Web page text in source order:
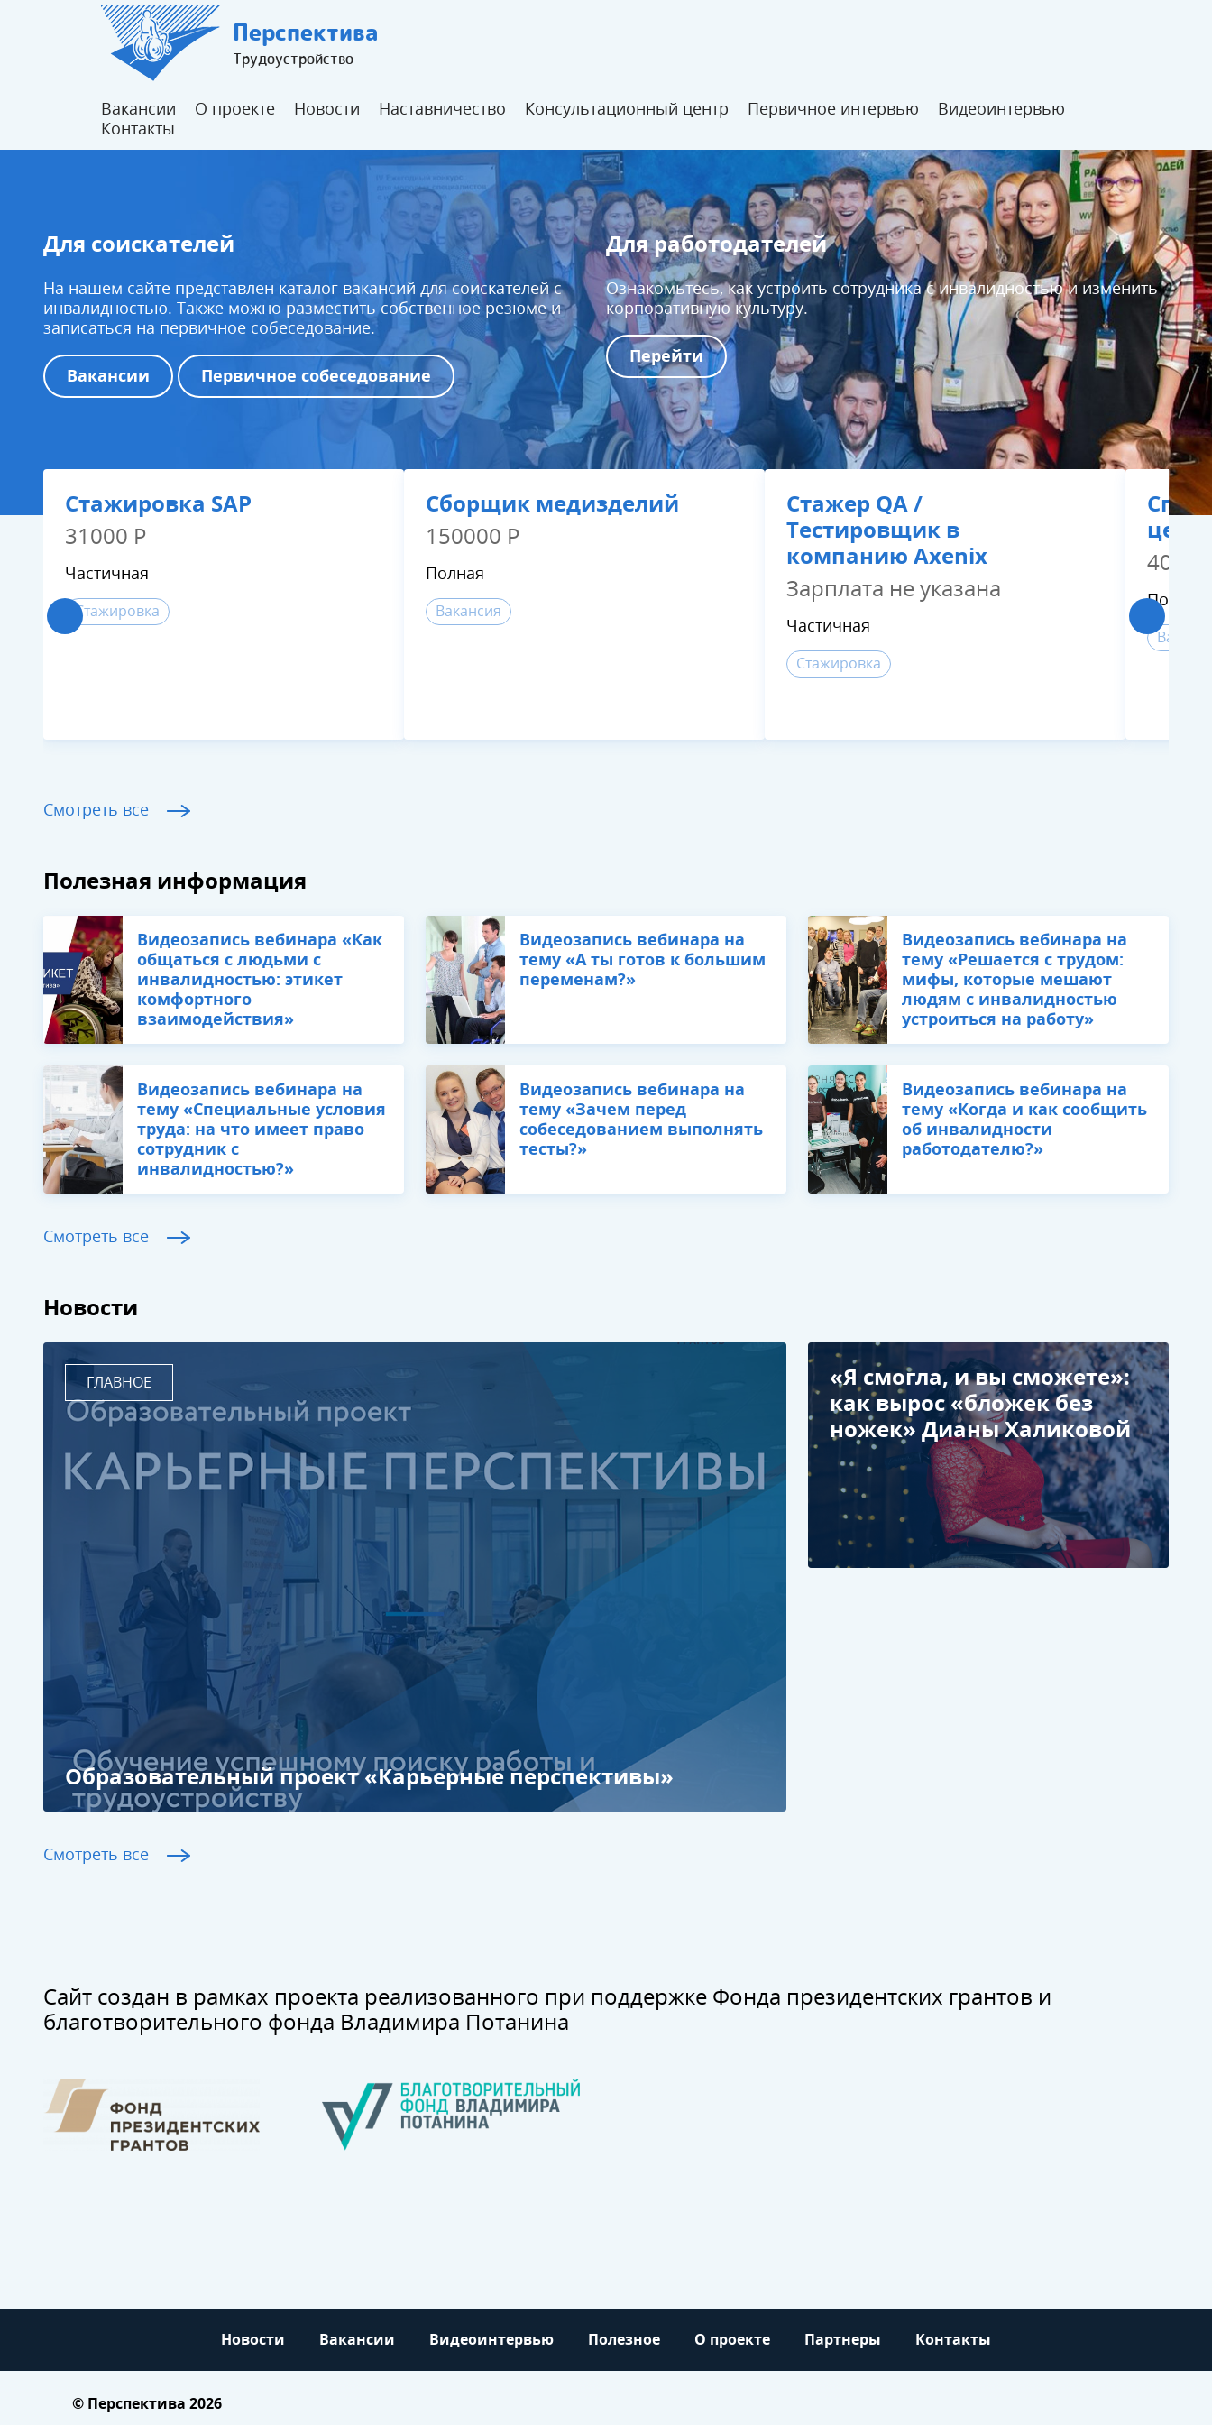
Перспектива
Трудоустройство
Вакансии О проекте Новости Наставничество Консультационный центр Первичное интервью
Видеоинтервью
Контакты
Для соискателей
На нашем сайте представлен каталог вакансий для соискателей с
инвалидностью. Также можно разместить собственное резюме и
записаться на первичное собеседование.
Вакансии Первичное собеседование
Для работодателей
Ознакомьтесь, как устроить сотрудника с инвалидностью и изменить
корпоративную культуру.
Перейти
Стажировка SAP
31000 Р
Частичная
Стажировка
Сборщик медизделий
150000 Р
Полная
Вакансия
Стажер QA /
Тестировщик в
компанию Axenix
Зарплата не указана
Частичная
Стажировка
Полная
Смотреть все
Полезная информация
​Видеозапись вебинара «Как
общаться с людьми с
инвалидностью: этикет
комфортного
взаимодействия»
​Видеозапись вебинара на
тему «А ты готов к большим
переменам?»
​Видеозапись вебинара на
тему «Решается с трудом:
мифы, которые мешают
людям с инвалидностью
устроиться на работу»
​Видеозапись вебинара на
тему «Специальные условия
труда: на что имеет право
сотрудник с
инвалидностью?»
​Видеозапись вебинара на
тему «Зачем перед
собеседованием выполнять
тесты?»
Видеозапись вебинара на
тему «Когда и как сообщить
об инвалидности
работодателю?»
Смотреть все
Новости
ГЛАВНОЕ
Образовательный проект «Карьерные перспективы»
«Я смогла, и вы сможете»:
как вырос «бложек без
ножек» Дианы Халиковой
Смотреть все
Сайт создан в рамках проекта реализованного при поддержке Фонда президентских грантов и
благотворительного фонда Владимира Потанина
Новости Вакансии Видеоинтервью Полезное О проекте Партнеры Контакты
© Перспектива 2026